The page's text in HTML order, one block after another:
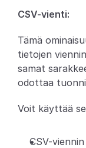
Integraatiot
Partners
Asiakkaat
CSV-vienti:
Tämä
tietojen
samat
odottaa
Voit käyttää
CSV-